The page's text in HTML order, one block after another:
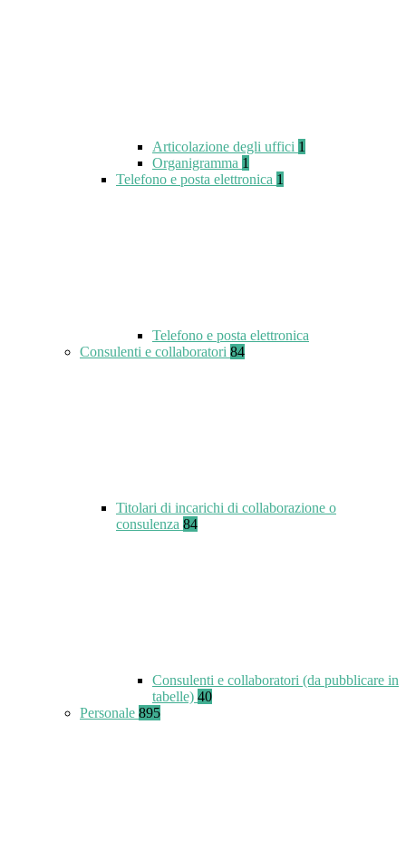
Articolazione degli uffici 1
Organigramma 1
Telefono e posta elettronica 1
Telefono e posta elettronica
Consulenti e collaboratori 84
Titolari di incarichi di collaborazione o
consulenza 84
Consulenti e collaboratori (da pubblicare in
tabelle) 40
Personale 895